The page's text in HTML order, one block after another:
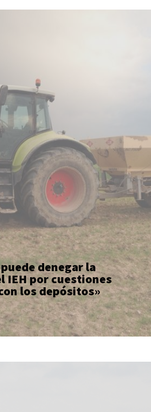
denegar la
IEH por cuestiones
los depósitos»
denegar la devolución
relacionadas con los